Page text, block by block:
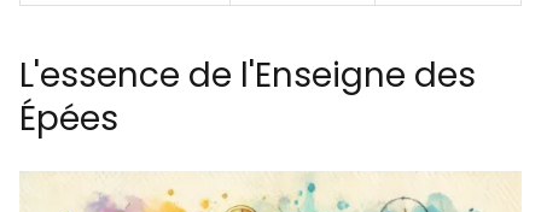
L'essence de l'Enseigne des
Épées